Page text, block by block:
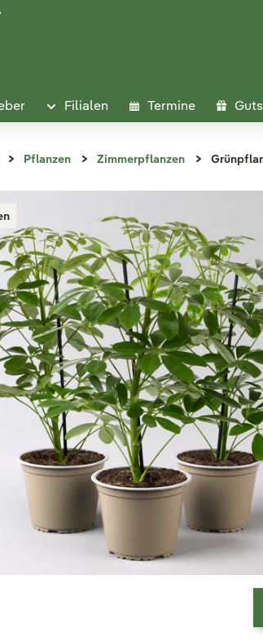
Filialen Termine
Pflanzen Zimmerpflanzen